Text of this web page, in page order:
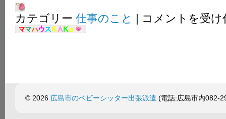
カテゴリー 仕事のこと
全
は
コメントを受
© 2026 広島市のベビーシッター出張派遣 (電話:広島市内082-